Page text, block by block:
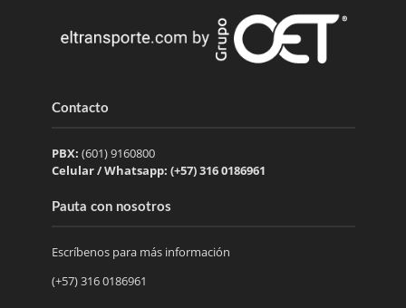
Contacto
PBX: (601) 9160800
Celular / Whatsapp: (+57) 316 0186961
Pauta con nosotros
Escríbenos para más información
(+57) 316 0186961